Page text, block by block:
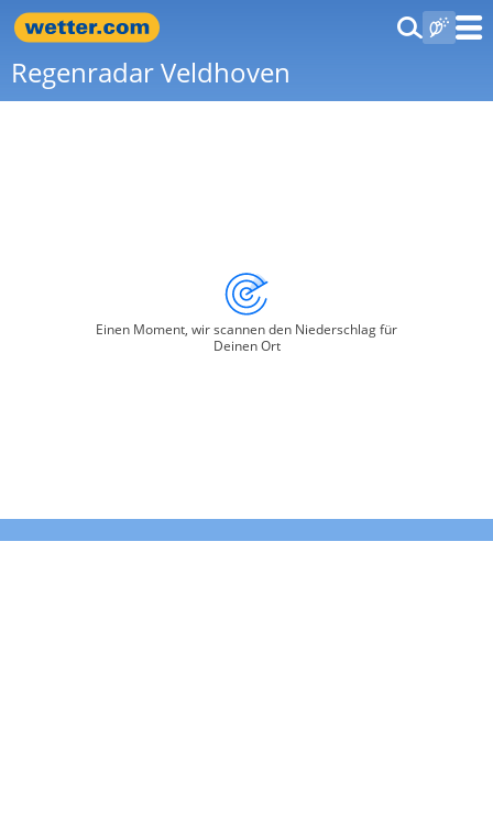
Regenradar Veldhoven
Einen Moment, wir scannen den Niederschlag für
Deinen Ort